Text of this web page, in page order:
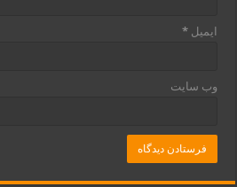
ایمیل*
وب‌ سایت